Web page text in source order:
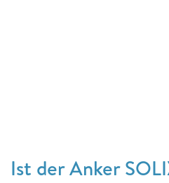
Ist der Anker